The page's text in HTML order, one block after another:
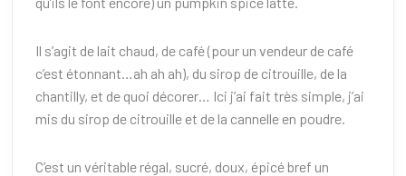
Il s’agit de lait chaud, de café (pour un vendeur de café
c’est étonnant…ah ah ah), du sirop de citrouille, de la
chantilly, et de quoi décorer… Ici j’ai fait très simple, j’ai
mis du sirop de citrouille et de la cannelle en poudre.
C’est un véritable régal, sucré, doux, épicé bref un